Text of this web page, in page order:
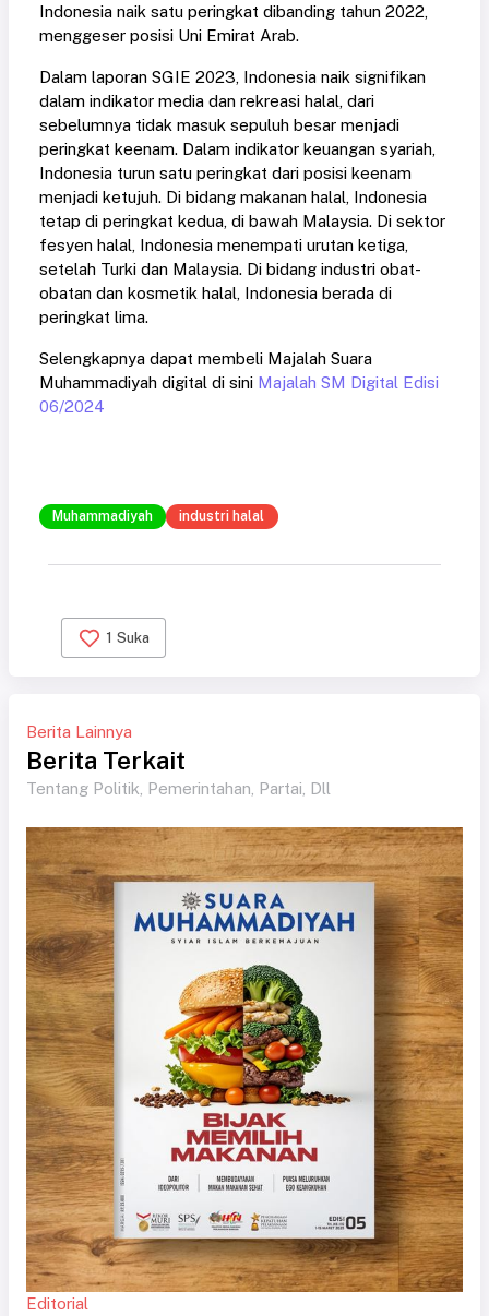
Indonesia naik satu peringkat dibanding tahun 2022,
menggeser posisi Uni Emirat Arab.
Dalam laporan SGIE 2023, Indonesia naik signifikan
dalam indikator media dan rekreasi halal, dari
sebelumnya tidak masuk sepuluh besar menjadi
peringkat keenam. Dalam indikator keuangan syariah,
Indonesia turun satu peringkat dari posisi keenam
menjadi ketujuh. Di bidang makanan halal, Indonesia
tetap di peringkat kedua, di bawah Malaysia. Di sektor
fesyen halal, Indonesia menempati urutan ketiga,
setelah Turki dan Malaysia. Di bidang industri obat-
obatan dan kosmetik halal, Indonesia berada di
peringkat lima.
Selengkapnya dapat membeli Majalah Suara
Muhammadiyah digital di sini Majalah SM Digital Edisi
06/2024
Muhammadiyah industri halal
1 Suka
Berita Lainnya
Berita Terkait
Tentang Politik, Pemerintahan, Partai, Dll
Editorial